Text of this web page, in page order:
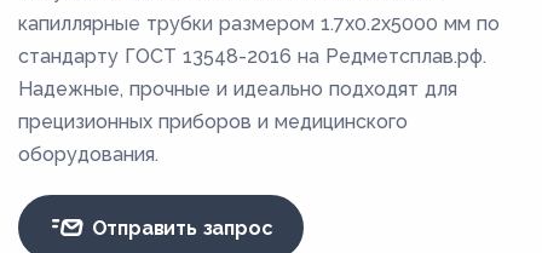
капиллярные трубки размером 1.7х0.2х5000 мм по
стандарту ГОСТ 13548-2016 на Редметсплав.рф.
Надежные, прочные и идеально подходят для
прецизионных приборов и медицинского
оборудования.
Отправить запрос